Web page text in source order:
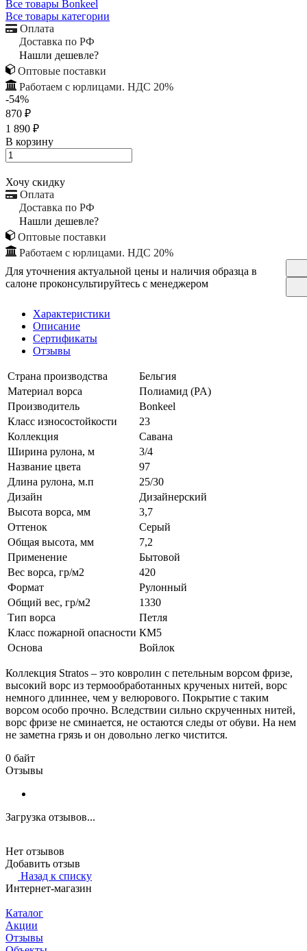
Все товары Bonkeel
Все товары категории
Оплата
Доставка по РФ
Нашли дешевле?
Оптовые поставки
Работаем с юрлицами. НДС 20%
-54%
870 ₽
1 890 ₽
В корзину
Хочу скидку
Оплата
Доставка по РФ
Нашли дешевле?
Оптовые поставки
Работаем с юрлицами. НДС 20%
Для уточнения актуальной цены и наличия образца в
салоне проконсультируйтесь с менеджером
Характеристики
Описание
Сертификаты
Отзывы
Страна производства
Бельгия
Материал ворса
Полиамид (PA)
Производитель
Bonkeel
Класс износостойкости
23
Коллекция
Савана
Ширина рулона, м
3/4
Название цвета
97
Длина рулона, м.п
25/30
Дизайн
Дизайнерский
Высота ворса, мм
3,7
Оттенок
Серый
Общая высота, мм
7,2
Применение
Бытовой
Вес ворса, гр/м2
420
Формат
Рулонный
Общий вес, гр/м2
1330
Тип ворса
Петля
Класс пожарной опасности КМ5
Основа
Войлок
Коллекция Stratos – это ковролин с петельным ворсом фризе,
высокий ворс из термообработанных крученых нитей, ворс
немного длиннее, чем у велюрового. Покрытие с таким
ворсом особо прочно. Вследствии сильно скрученных нитей,
ворс фризе не сминается, не остаются следы от обуви. На нем
не заметна грязь и он довольно легко чистится.
0 байт
Отзывы
Загрузка отзывов...
Нет отзывов
Добавить отзыв
Назад к списку
Интернет-магазин
Каталог
Акции
Отзывы